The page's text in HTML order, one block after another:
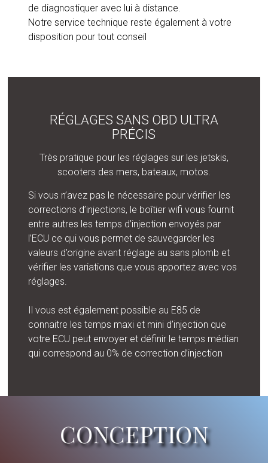
de diagnostiquer avec lui à distance.
Notre service technique reste également à votre
disposition pour tout conseil
RÉGLAGES SANS OBD ULTRA
PRÉCIS
Très pratique pour les réglages sur les jetskis,
scooters des mers, bateaux, motos.
Si vous n’avez pas le nécessaire pour vérifier les
corrections d’injections, le boîtier wifi vous fournit
entre autres les temps d’injection envoyés par
l’ECU ce qui vous permet de sauvegarder les
valeurs d’origine avant réglage au sans plomb et
vérifier les variations que vous apportez avec vos
réglages.
Il vous est également possible au E85 de
connaitre les temps maxi et mini d’injection que
votre ECU peut envoyer et définir le temps médian
qui correspond au 0% de correction d’injection
CONCEPTION